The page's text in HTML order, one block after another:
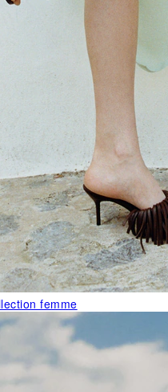
femme